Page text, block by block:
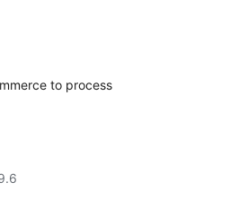
to process